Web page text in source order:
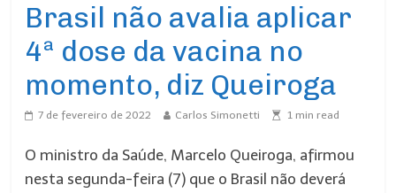
Brasil não avalia aplicar
4ª dose da vacina no
momento, diz Queiroga
7 de fevereiro de 2022 Carlos Simonetti 1 min read
O ministro da Saúde, Marcelo Queiroga, afirmou
nesta segunda-feira (7) que o Brasil não deverá